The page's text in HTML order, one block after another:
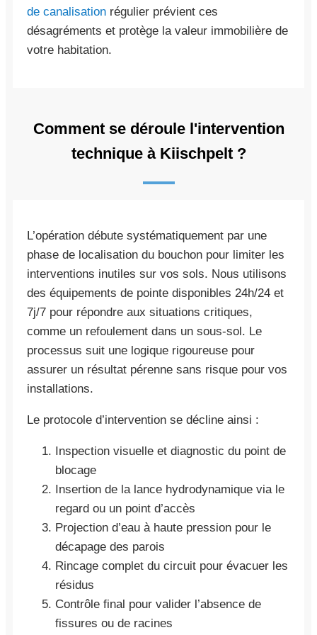
de canalisation régulier prévient ces
désagréments et protège la valeur immobilière de
votre habitation.
Comment se déroule l'intervention
technique à Kiischpelt ?
L’opération débute systématiquement par une
phase de localisation du bouchon pour limiter les
interventions inutiles sur vos sols. Nous utilisons
des équipements de pointe disponibles 24h/24 et
7j/7 pour répondre aux situations critiques,
comme un refoulement dans un sous-sol. Le
processus suit une logique rigoureuse pour
assurer un résultat pérenne sans risque pour vos
installations.
Le protocole d’intervention se décline ainsi :
Inspection visuelle et diagnostic du point de
blocage
Insertion de la lance hydrodynamique via le
regard ou un point d’accès
Projection d’eau à haute pression pour le
décapage des parois
Rincage complet du circuit pour évacuer les
résidus
Contrôle final pour valider l’absence de
fissures ou de racines